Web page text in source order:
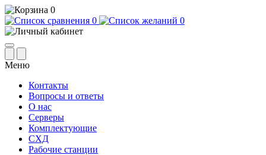
0
0
0
Меню
Контакты
Вопросы и ответы
О нас
Серверы
Комплектующие
СХД
Рабочие станции